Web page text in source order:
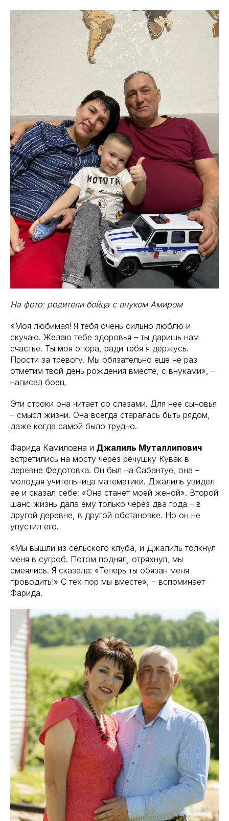
На фото: родители бойца с внуком Амиром
«Моя любимая! Я тебя очень сильно люблю и
скучаю. Желаю тебе здоровья – ты даришь нам
счастье. Ты моя опора, ради тебя я держусь.
Прости за тревогу. Мы обязательно еще не раз
отметим твой день рождения вместе, с внуками», –
написал боец.
Эти строки она читает со слезами. Для нее сыновья
– смысл жизни. Она всегда старалась быть рядом,
даже когда самой было трудно.
Фарида Камиловна и Джалиль Муталлипович
встретились на мосту через речушку Кувак в
деревне Федотовка. Он был на Сабантуе, она –
молодая учительница математики. Джалиль увидел
ее и сказал себе: «Она станет моей женой». Второй
шанс жизнь дала ему только через два года – в
другой деревне, в другой обстановке. Но он не
упустил его.
«Мы вышли из сельского клуба, и Джалиль толкнул
меня в сугроб. Потом поднял, отряхнул, мы
смеялись. Я сказала: «Теперь ты обязан меня
проводить!» С тех пор мы вместе», – вспоминает
Фарида.